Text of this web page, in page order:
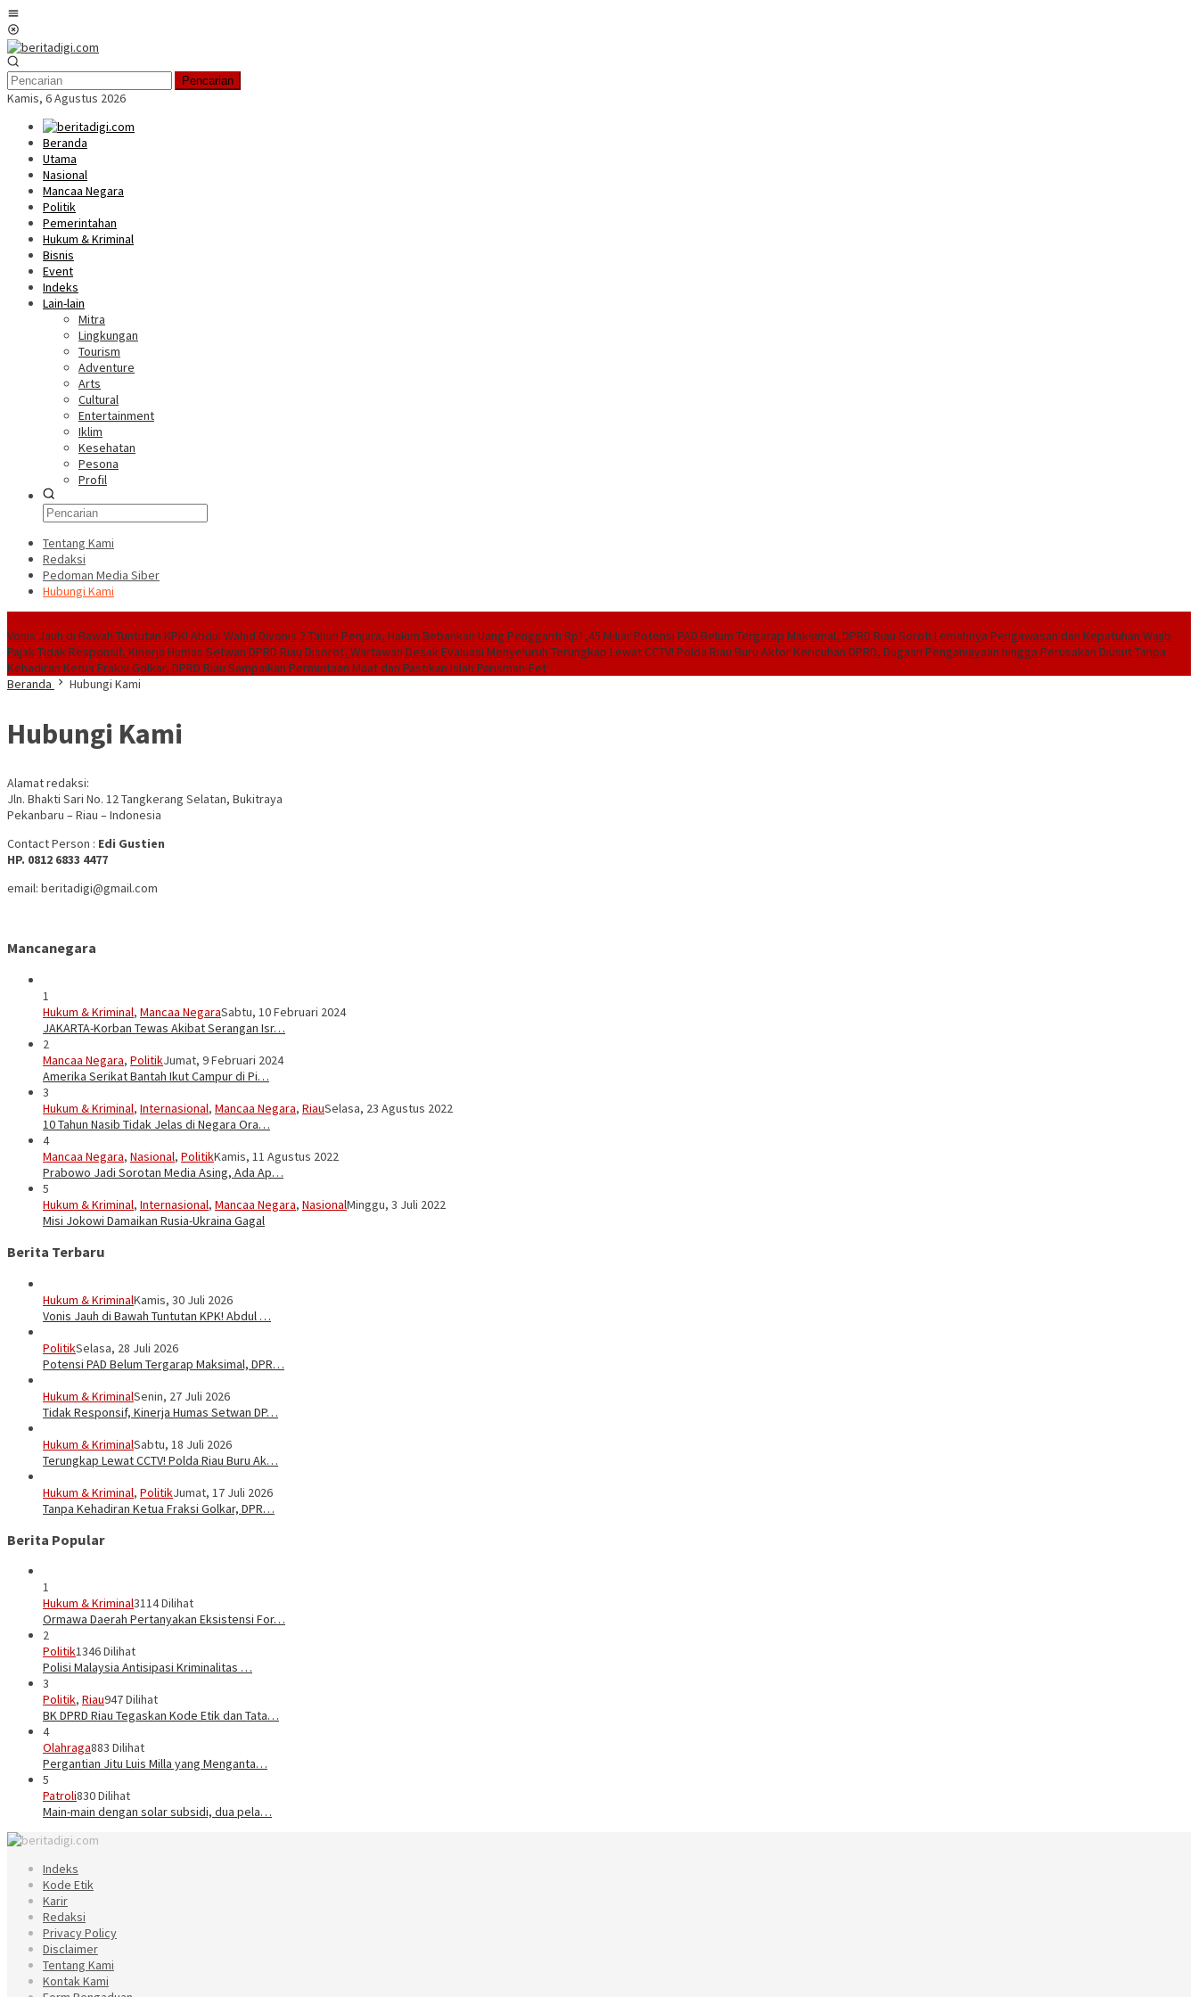
Loncat
ke
konten
Pencarian
Kamis, 6 Agustus 2026
Beranda
Utama
Nasional
Mancaa Negara
Politik
Pemerintahan
Hukum & Kriminal
Bisnis
Event
Indeks
Lain-lain
Mitra
Lingkungan
Tourism
Adventure
Arts
Cultural
Entertainment
Iklim
Kesehatan
Pesona
Profil
Tentang Kami
Redaksi
Pedoman Media Siber
Hubungi Kami
Vonis Jauh di Bawah Tuntutan KPK! Abdul Wahid Divonis 2 Tahun Penjara, Hakim Bebankan Uang Pengganti Rp1,45 MiliarPotensi PAD Belum Tergarap Maksimal, DPRD Riau Soroti Lemahnya Pengawasan dan Kepatuhan Wajib
PajakTidak Responsif, Kinerja Humas Setwan DPRD Riau Disorot, Wartawan Desak Evaluasi Menyeluruh Terungkap Lewat CCTV! Polda Riau Buru Aktor Kericuhan DPRD, Dugaan Penganiayaan hingga Perusakan DiusutTanpa
Kehadiran Ketua Fraksi Golkar, DPRD Riau Sampaikan Permintaan Maaf dan Pastikan Islah Parisman-Eet
Beranda
Hubungi Kami
Hubungi Kami
Alamat redaksi:
Jln. Bhakti Sari No. 12 Tangkerang Selatan, Bukitraya
Pekanbaru – Riau – Indonesia
Contact Person : Edi Gustien
HP. 0812 6833 4477
email: beritadigi@gmail.com
Mancanegara
1
Hukum & Kriminal, Mancaa NegaraSabtu, 10 Februari 2024
JAKARTA-Korban Tewas Akibat Serangan Isr…
2
Mancaa Negara, PolitikJumat, 9 Februari 2024
Amerika Serikat Bantah Ikut Campur di Pi…
3
Hukum & Kriminal, Internasional, Mancaa Negara, RiauSelasa, 23 Agustus 2022
10 Tahun Nasib Tidak Jelas di Negara Ora…
4
Mancaa Negara, Nasional, PolitikKamis, 11 Agustus 2022
Prabowo Jadi Sorotan Media Asing, Ada Ap…
5
Hukum & Kriminal, Internasional, Mancaa Negara, NasionalMinggu, 3 Juli 2022
Misi Jokowi Damaikan Rusia-Ukraina Gagal
Berita Terbaru
Hukum & KriminalKamis, 30 Juli 2026
Vonis Jauh di Bawah Tuntutan KPK! Abdul …
PolitikSelasa, 28 Juli 2026
Potensi PAD Belum Tergarap Maksimal, DPR…
Hukum & KriminalSenin, 27 Juli 2026
Tidak Responsif, Kinerja Humas Setwan DP…
Hukum & KriminalSabtu, 18 Juli 2026
Terungkap Lewat CCTV! Polda Riau Buru Ak…
Hukum & Kriminal, PolitikJumat, 17 Juli 2026
Tanpa Kehadiran Ketua Fraksi Golkar, DPR…
Berita Popular
1
Hukum & Kriminal3114 Dilihat
Ormawa Daerah Pertanyakan Eksistensi For…
2
Politik1346 Dilihat
Polisi Malaysia Antisipasi Kriminalitas …
3
Politik, Riau947 Dilihat
BK DPRD Riau Tegaskan Kode Etik dan Tata…
4
Olahraga883 Dilihat
Pergantian Jitu Luis Milla yang Menganta…
5
Patroli830 Dilihat
Main-main dengan solar subsidi, dua pela…
Indeks
Kode Etik
Karir
Redaksi
Privacy Policy
Disclaimer
Tentang Kami
Kontak Kami